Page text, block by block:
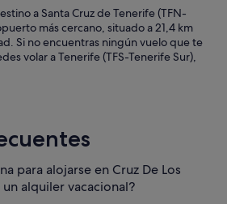
a Santa Cruz de Tenerife (TFN-
más cercano, situado a 21,4 km
Si no encuentras ningún vuelo que te
volar a Tenerife (TFS-Tenerife Sur),
para alojarse en Cruz De Los
alquiler vacacional?